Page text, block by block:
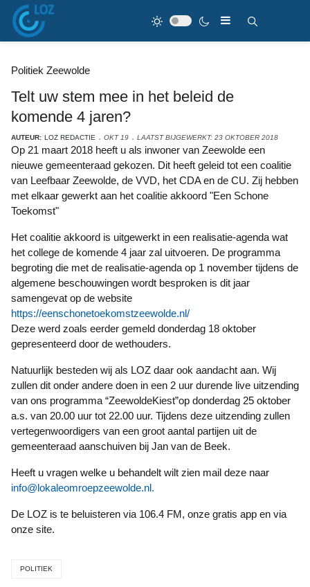
Politiek Zeewolde
Telt uw stem mee in het beleid de
komende 4 jaren?
AUTEUR: LOZ REDACTIE OKT 19 LAATST BIJGEWERKT: 23 OKTOBER 2018
Op 21 maart 2018 heeft u als inwoner van Zeewolde een
nieuwe gemeenteraad gekozen. Dit heeft geleid tot een coalitie
van Leefbaar Zeewolde, de VVD, het CDA en de CU. Zij hebben
met elkaar gewerkt aan het coalitie akkoord "Een Schone
Toekomst"
Het coalitie akkoord is uitgewerkt in een realisatie-agenda wat
het college de komende 4 jaar zal uitvoeren. De programma
begroting die met de realisatie-agenda op 1 november tijdens de
algemene beschouwingen wordt besproken is dit jaar
samengevat op de website
https://eenschonetoekomstzeewolde.nl/
Deze werd zoals eerder gemeld donderdag 18 oktober
gepresenteerd door de wethouders.
Natuurlijk besteden wij als LOZ daar ook aandacht aan. Wij
zullen dit onder andere doen in een 2 uur durende live uitzending
van ons programma “ZeewoldeKiest”op donderdag 25 oktober
a.s. van 20.00 uur tot 22.00 uur. Tijdens deze uitzending zullen
vertegenwoordigers van een groot aantal partijen uit de
gemeenteraad aanschuiven bij Jan van de Beek.
Heeft u vragen welke u behandelt wilt zien mail deze naar
info@lokaleomroepzeewolde.nl.
De LOZ is te beluisteren via 106.4 FM, onze gratis app en via
onze site.
POLITIEK